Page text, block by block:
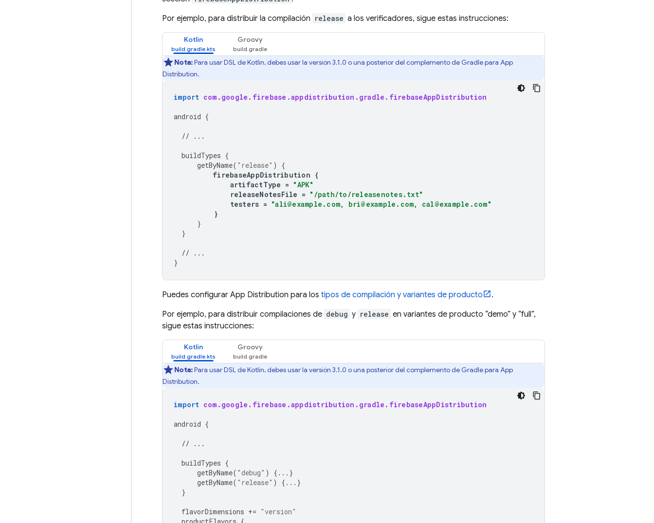
Por ejemplo, para distribuir la compilación release a los verificadores, sigue estas instrucciones:
Kotlin Groovy
Nota:Para usar DSL de Kotlin, debes usar la versión 3.1.0 o una posterior del complemento de Gradle paraApp
Distribution.
import com.google.firebase.appdistribution.gradle.firebaseAppDistribution
android {
// ...
buildTypes {
getByName( "release" )
{
firebaseAppDistribution {
artifactType = "APK"
releaseNotesFile = "/path/to/releasenotes.txt"
testers = "ali@example.com, bri@example.com, cal@example.com"
}
}
}
// ...
}
Puedes configurar App Distribution para los tipos de compilación y variantes de producto
.
Por ejemplo, para distribuir compilaciones de debug y release en variantes de producto “demo” y “full”,
sigue estas instrucciones:
Kotlin Groovy
Nota:Para usar DSL de Kotlin, debes usar la versión 3.1.0 o una posterior del complemento de Gradle paraApp
Distribution.
import com.google.firebase.appdistribution.gradle.firebaseAppDistribution
android {
// ...
buildTypes {
getByName( "debug" )
{...}
getByName( "release" )
{...}
}
flavorDimensions += "version"